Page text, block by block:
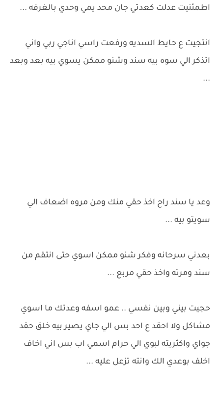
اطمئنيت عدلت كعدتي جان محد يمي وحدي بالغرفه ...
انتجيت ع حايط السديه ورفعت راسي اناجي ربي واني
اتذكر الي سوه بيه سند وشنو ممكن يسوي بيه بعد وبعد
...
وعد يا سند راح اخذ حقي منك ومن مروه اضعاف الي
سويتو بيه ...
بعدني سرحانه وفكر شنو ممكن اسوي حتى انتقم من
سند ومرته واخذ حقي مربع ...
حجيت بيني وبين نفسي .. عمو اسفه وعدتك ما اسوي
مشاكل ولا احقد ع احد بس الي جاي يصير بيه خلق حقد
جواي واكثريته لبوي الي حرام اسمي اب بس اني اخاف
اخلف بوعدي الك وانته تزعل عليه ...